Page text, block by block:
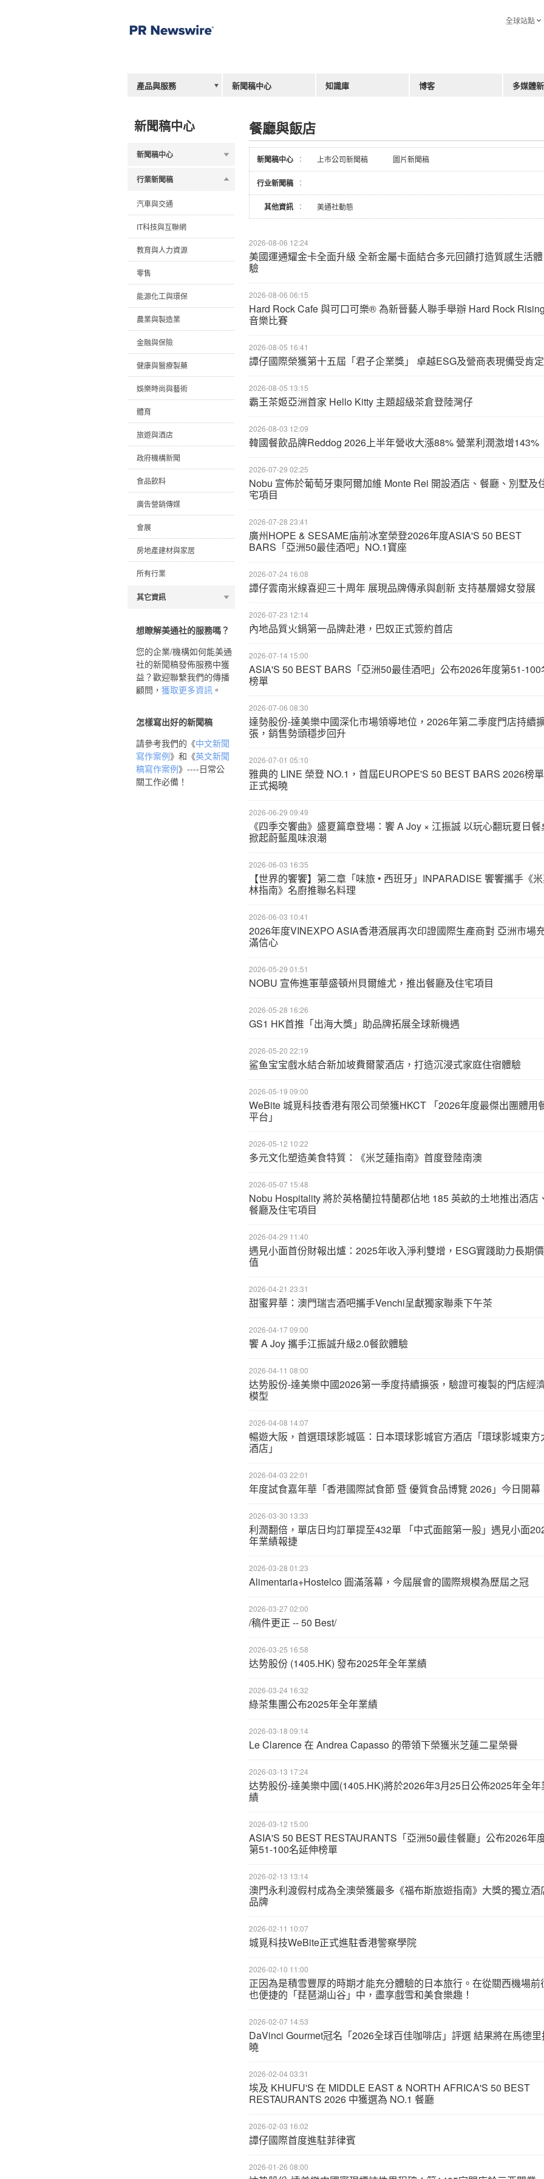
新聞稿中心
新聞稿中心
行業新聞稿
汽車與交通
IT科技與互聯網
教育與人力資源
零售
能源化工與環保
農業與製造業
金融與保險
健康與醫療製藥
娛樂時尚與藝術
體育
旅遊與酒店
政府機構新聞
食品飲料
廣告營銷傳媒
會展
房地產建材與家居
所有行業
其它資訊
想瞭解美通社的服務嗎？
您的企業/機構如何能美通
社的新聞稿發佈服務中獲
益？歡迎聯繫我們的傳播
顧問， 獲取更多資訊。
怎樣寫出好的新聞稿
請參考我們的《中文新聞
寫作案例》和《英文新聞
稿寫作案例》----日常公
關工作必備！
餐廳與飯店
新聞稿中心 ： 上市公司新聞稿 圖片新聞稿
行业新聞稿 ：
其他資訊 ： 美通社動態
2026-08-06 12:24
美國運通耀金卡全面升級 全新金屬卡面結合多元回饋打造質感生活體
驗
2026-08-06 06:15
Hard Rock Cafe 與可口可樂® 為新晉藝人聯手舉辦 Hard Rock
音樂比賽
2026-08-05 16:41
譚仔國際榮獲第十五屆「君子企業獎」 卓越ESG及營商表現備受肯定
2026-08-05 13:15
霸王茶姬亞洲首家 Hello Kitty 主題超級茶倉登陸灣仔
2026-08-03 12:09
韓國餐飲品牌Reddog 2026上半年營收大漲88% 營業利潤激增143%
2026-07-29 02:25
Nobu 宣佈於葡萄牙東阿爾加維 Monte Rei 開設酒店、餐廳、別墅及
宅項目
2026-07-28 23:41
廣州HOPE & SESAME庙前冰室榮登2026年度ASIA'S 50 BEST
BARS「亞洲50最佳酒吧」NO.1寶座
2026-07-24 16:08
譚仔雲南米線喜迎三十周年 展現品牌傳承與創新 支持基層婦女發展
2026-07-23 12:14
內地品質火鍋第一品牌赴港，巴奴正式簽約首店
2026-07-14 15:00
ASIA'S 50 BEST BARS「亞洲50最佳酒吧」公布2026年度第51-100
榜單
2026-07-06 08:30
達勢股份-達美樂中國深化市場領導地位，2026年第二季度門店持續
張，銷售勢頭穩步回升
2026-07-01 05:10
雅典的 LINE 榮登 NO.1，首屆EUROPE'S 50 BEST BARS 2026榜單
正式揭曉
2026-06-29 09:49
《四季交饗曲》盛夏篇章登場：饗 A Joy × 江振誠 以玩心翻玩夏日餐
掀起蔚藍風味浪潮
2026-06-03 16:35
【世界的饗饗】第⼆章「味旅 • 西班牙」INPARADISE 饗饗攜⼿《
林指南》名廚推聯名料理
2026-06-03 10:41
2026年度VINEXPO ASIA香港酒展再次印證國際生產商對 亞洲市場
滿信心
2026-05-29 01:51
NOBU 宣佈進軍華盛頓州貝爾維尤，推出餐廳及住宅項目
2026-05-28 16:26
GS1 HK首推「出海大獎」助品牌拓展全球新機遇
2026-05-20 22:19
鲨鱼宝宝戲水結合新加坡費爾蒙酒店，打造沉浸式家庭住宿體驗
2026-05-19 09:00
WeBite 城覓科技香港有限公司榮獲HKCT 「2026年度最傑出團體用
平台」
2026-05-12 10:22
多元文化塑造美食特質：《米芝蓮指南》首度登陸南澳
2026-05-07 15:48
Nobu Hospitality 將於英格蘭拉特蘭郡佔地 185 英畝的土地推出酒店
餐廳及住宅項目
2026-04-29 11:40
遇見小面首份財報出爐：2025年收入淨利雙增，ESG實踐助力長期價
值
2026-04-21 23:31
甜蜜昇華：澳門瑞吉酒吧攜手Venchi呈獻獨家聯乘下午茶
2026-04-17 09:00
饗 A Joy 攜手江振誠升級2.0餐飲體驗
2026-04-11 08:00
达势股份-達美樂中國2026第一季度持續擴張，驗證可複製的門店經
模型
2026-04-08 14:07
暢遊大阪，首選環球影城區：日本環球影城官方酒店「環球影城東方
酒店」
2026-04-03 22:01
年度試食嘉年華「香港國際試食節 暨 優質食品博覽 2026」今日開幕
2026-03-30 13:33
利潤翻倍，單店日均訂單提至432單 「中式面館第一股」遇見小面
年業績報捷
2026-03-28 01:23
Alimentaria+Hostelco 圓滿落幕，今屆展會的國際規模為歷屆之冠
2026-03-27 02:00
/稿件更正 -- 50 Best/
2026-03-25 16:58
达势股份 (1405.HK) 發布2025年全年業績
2026-03-24 16:32
綠茶集團公布2025年全年業績
2026-03-18 09:14
Le Clarence 在 Andrea Capasso 的帶領下榮獲米芝蓮二星榮譽
2026-03-13 17:24
达势股份-達美樂中國(1405.HK)將於2026年3月25日公佈2025年全年
績
2026-03-12 15:00
ASIA'S 50 BEST RESTAURANTS「亞洲50最佳餐廳」公布2026年
第51-100名延伸榜單
2026-02-13 13:14
澳門永利渡假村成為全澳榮獲最多《福布斯旅遊指南》大獎的獨立酒
品牌
2026-02-11 10:07
城覓科技WeBite正式進駐香港警察學院
2026-02-10 11:00
正因為是積雪豐厚的時期才能充分體驗的日本旅行。在從關西機場前
也便捷的「琵琶湖山谷」中，盡享戲雪和美食樂趣！
2026-02-07 14:53
DaVinci Gourmet冠名「2026全球百佳咖啡店」評選 結果將在馬德里
曉
2026-02-04 03:31
埃及 KHUFU'S 在 MIDDLE EAST & NORTH AFRICA'S 50 BEST
RESTAURANTS 2026 中獲選為 NO.1 餐廳
2026-02-03 16:02
譚仔國際首度進駐菲律賓
2026-01-26 08:00
全球站點
產品與服務 新聞稿中心 知識庫 博客 多媒體